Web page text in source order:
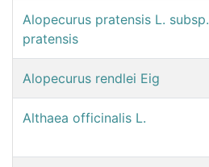
Alopecurus pratensis L. subsp.
pratensis
Alopecurus rendlei Eig
Althaea officinalis L.